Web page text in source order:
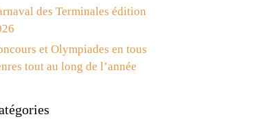
des Terminales édition
et Olympiades en tous
tout au long de l’année